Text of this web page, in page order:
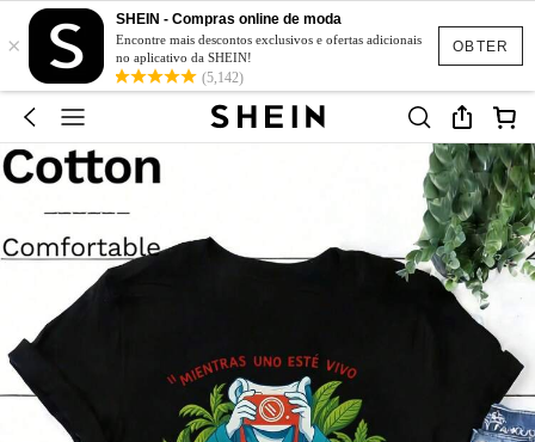
OBTER
×
SHEIN - Compras online de moda
Encontre mais descontos exclusivos e ofertas adicionais
no aplicativo da SHEIN!
(5,142)